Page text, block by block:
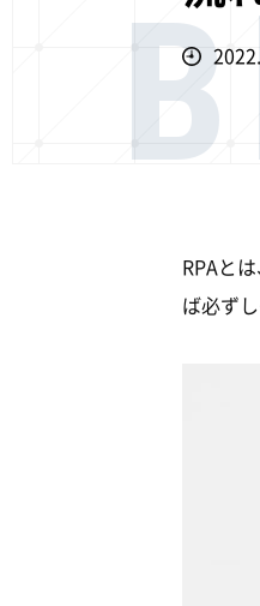
RPAと
ば必ず